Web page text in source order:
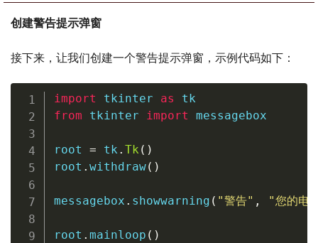
创建警告提示弹窗
接下来，让我们创建一个警告提示弹窗，示例代码如下：
import tkinter as
from tkinter import messagebox
root = tk . Tk ( )
root . withdraw( )
messagebox . showwarning ( "警告" , "您的电
root . mainloop ( )